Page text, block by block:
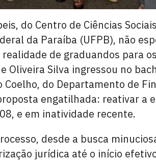
do Centro de Ciências
da Paraíba (UFPB), não
de graduandos para
Oliveira Silva ingressou no
do Departamento de
engatilhada: reativar a
e em inatividade recente.
desde a busca
jurídica até o início